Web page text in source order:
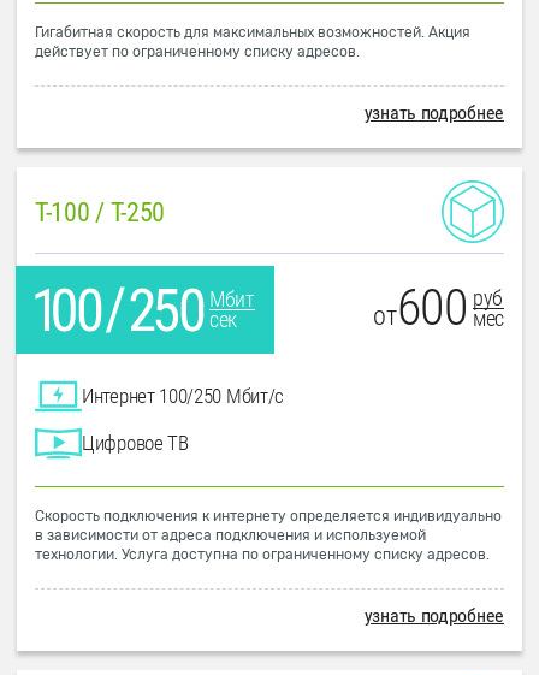
Гигабитная скорость для максимальных возможностей. Акция
действует по ограниченному списку адресов.
узнать подробнее
T-100 / T-250
Мбит
сек
от600 руб
мес
Интернет 100/250 Мбит/с
Цифровое ТВ
Скорость подключения к интернету определяется индивидуально
в зависимости от адреса подключения и используемой
технологии. Услуга доступна по ограниченному списку адресов.
узнать подробнее